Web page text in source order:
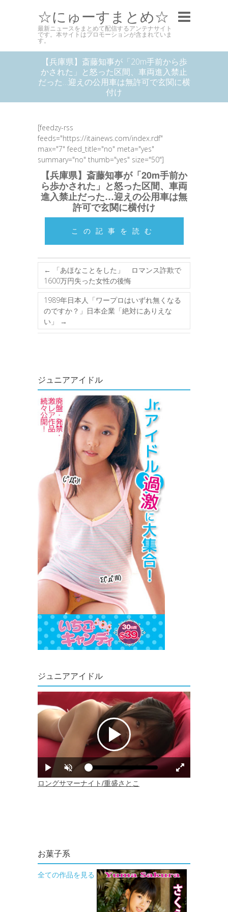
☆にゅーすまとめ☆
最新ニュースをまとめて配信するアンテナサイト
です。本サイトはプロモーションが含まれていま
す。
【兵庫県】斎藤知事が「20m手前から歩
かされた」と怒った区間、車両進入禁止
だった…迎えの公用車は無許可で玄関に横
付け
[feedzy-rss
feeds="https://itainews.com/index.rdf"
max="7" feed_title="no" meta="yes"
summary="no" thumb="yes" size="50"]
【兵庫県】斎藤知事が「20m手前か
ら歩かされた」と怒った区間、車両
進入禁止だった…迎えの公用車は無
許可で玄関に横付け
この記事を読む
←
「あほなことをした」 ロマンス詐欺で
1600万円失った女性の後悔
1989年日本人「ワープロはいずれ無くなる
のですか？」日本企業「絶対にありえな
い」
→
ジュニアアイドル
ジュニアアイドル
お菓子系
全ての作品を見る